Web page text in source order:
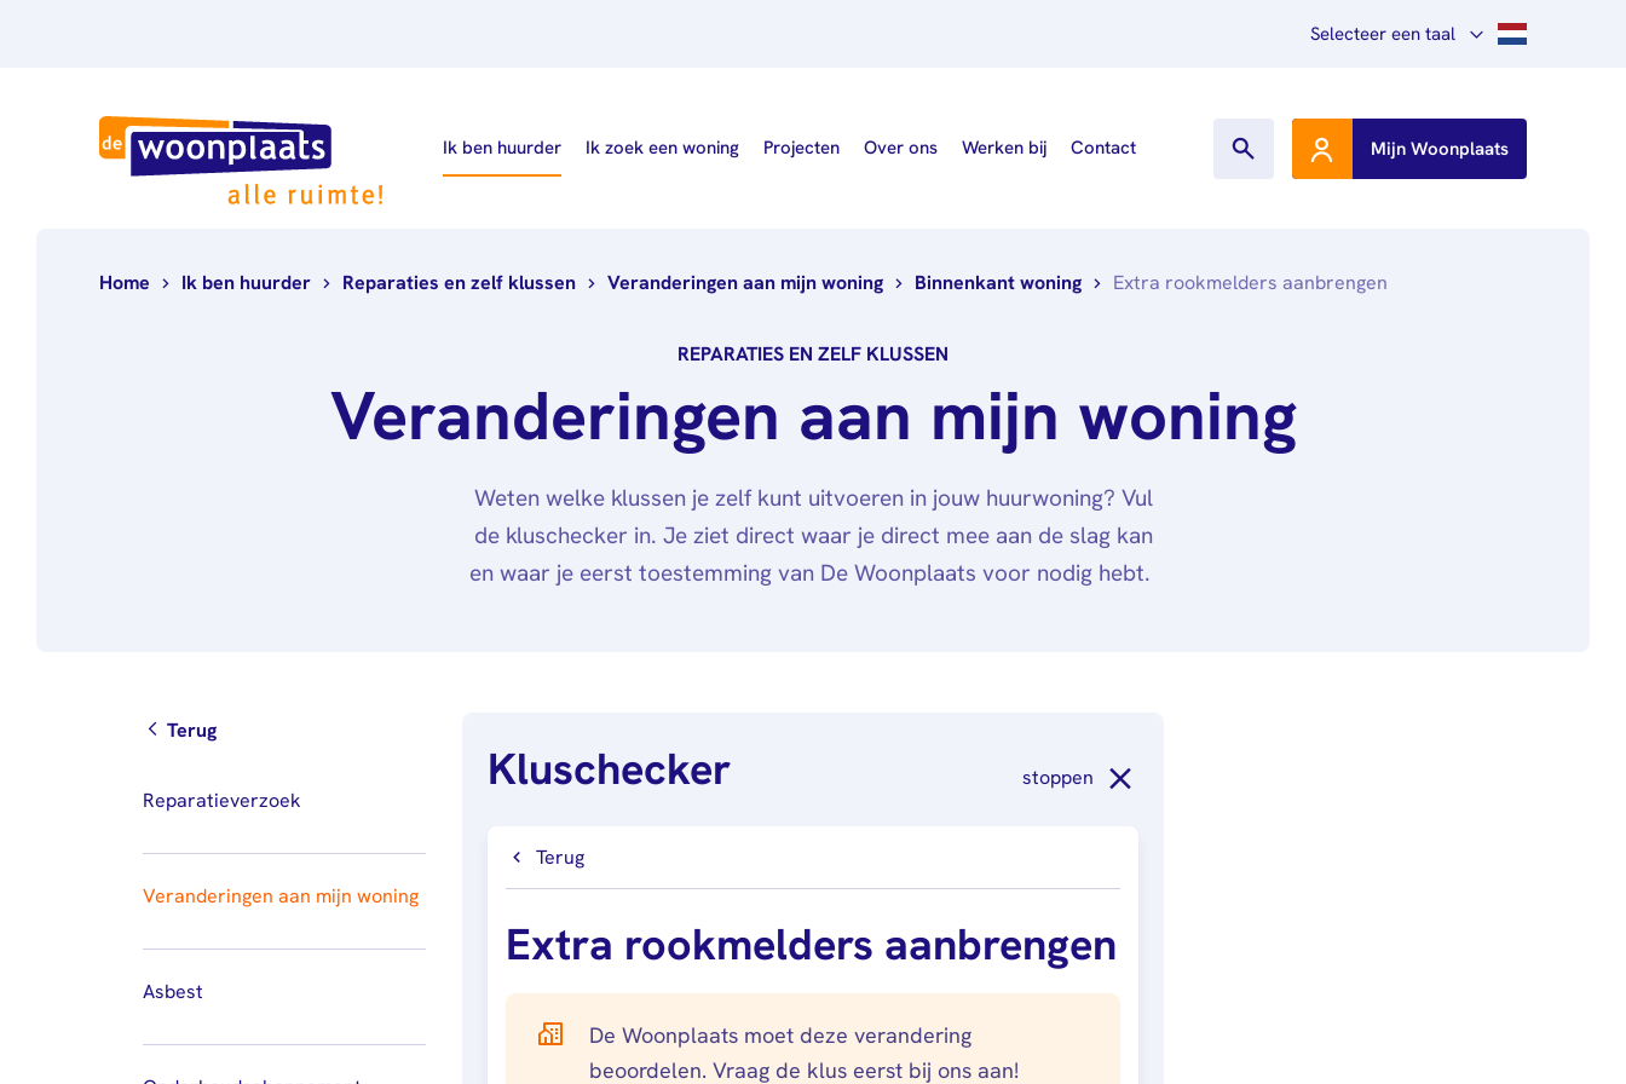
Selecteer een taal
English
Ik ben huurder Ik zoek een woning Projecten Over ons
Wie wij zijn
Nieuws
Publicaties
Werken bij Contact Mijn Woonplaats
Home Ik ben huurder Reparaties en zelf klussen Veranderingen aan mijn woning Binnenkant woning Extra rookmelders aanbrengen
REPARATIES EN ZELF KLUSSEN
Veranderingen aan mijn woning
Weten welke klussen je zelf kunt uitvoeren in jouw huurwoning? Vul
de kluschecker in. Je ziet direct waar je direct mee aan de slag kan
en waar je eerst toestemming van De Woonplaats voor nodig hebt.
Terug
Reparatieverzoek
Veranderingen aan mijn woning
Asbest
Kluschecker stoppen
Terug
Extra rookmelders aanbrengen
De Woonplaats moet deze verandering
beoordelen. Vraag de klus eerst bij ons aan!